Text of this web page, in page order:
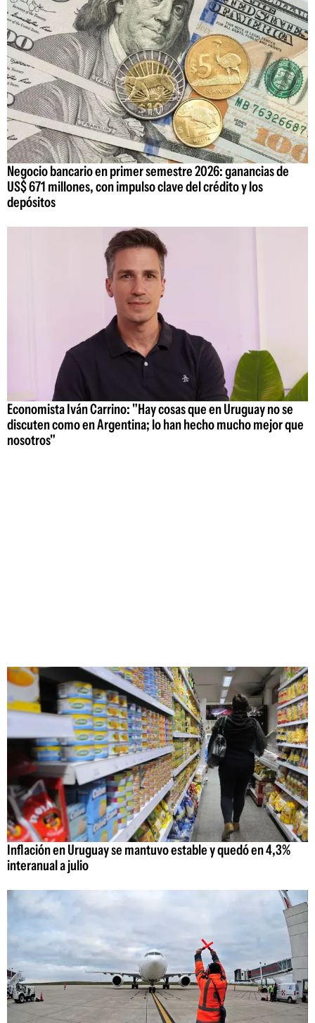
Negocio bancario en primer semestre 2026: ganancias de
US$ 671 millones, con impulso clave del crédito y los
depósitos
Economista Iván Carrino: "Hay cosas que en Uruguay no se
discuten como en Argentina; lo han hecho mucho mejor que
nosotros"
Inflación en Uruguay se mantuvo estable y quedó en 4,3%
interanual a julio